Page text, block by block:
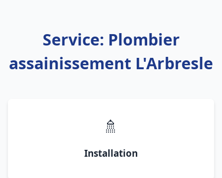
Service: Plombier
assainissement L'Arbresle
🚿
Installation